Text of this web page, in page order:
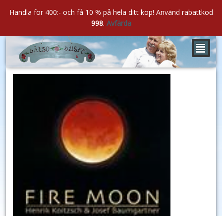
²
Handla för 400:- och få 10 % på hela ditt köp! Använd rabattkod
998. Avfärda